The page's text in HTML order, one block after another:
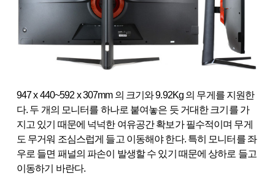
947 x 440~592 x 307mm 의 크기와 9.92Kg 의 무게를 지원한
다. 두 개의 모니터를 하나로 붙여놓은 듯 거대한 크기를 가
지고 있기 때문에 넉넉한 여유공간 확보가 필수적이며 무게
도 무거워 조심스럽게 들고 이동해야 한다. 특히 모니터를 좌
우로 들면 패널의 파손이 발생할 수 있기 때문에 상하로 들고
이동하기 바란다.